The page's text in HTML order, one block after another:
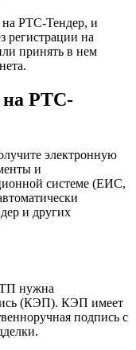
на РТС-Тендер, и
регистрации на
принять в нем
на РТС-
электронную
и
системе (ЕИС,
и других
нужна
(КЭП). КЭП имеет
подпись с